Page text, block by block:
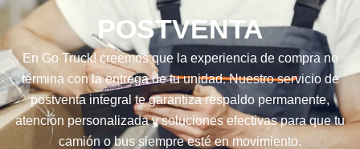
POSTVENTA
En Go Truck! creemos que la experiencia de compra no
termina con la entrega de tu unidad. Nuestro servicio de
postventa integral te garantiza respaldo permanente,
atención personalizada y soluciones efectivas para que tu
camión o bus siempre esté en movimiento.